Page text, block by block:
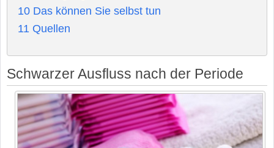
10 Das können Sie selbst tun
11 Quellen
Schwarzer Ausfluss nach der Periode